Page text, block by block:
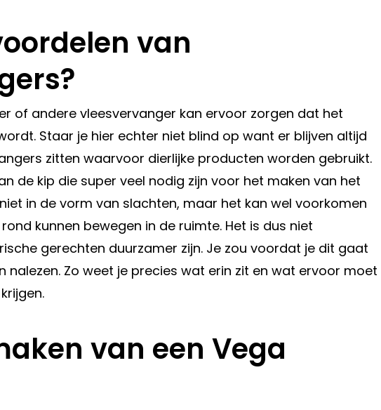
van
of andere vleesvervanger kan ervoor zorgen dat het
Staar je hier echter niet blind op want er blijven altijd
zitten waarvoor dierlijke producten worden gebruikt.
de kip die super veel nodig zijn voor het maken van het
in de vorm van slachten, maar het kan wel voorkomen
kunnen bewegen in de ruimte. Het is dus niet
gerechten duurzamer zijn. Je zou voordat je dit gaat
nalezen. Zo weet je precies wat erin zit en wat ervoor moet
van een Vega